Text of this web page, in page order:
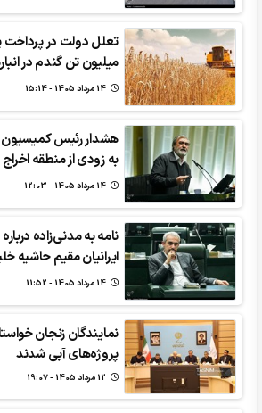
میلیون تن گندم در
هشدار رئیس کمیسیون
به زودی از منطقه
نامه به مدنی‌زاده
ایرانیان مقیم حاشیه
نمایندگان زنجان
پروژه‌های آبی شدند